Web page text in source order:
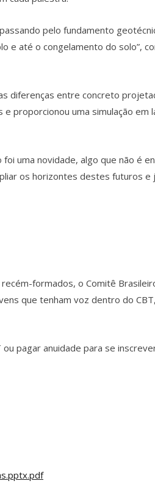
pelo fundamento
até o congelamento do solo”,
diferenças entre concreto
proporcionou uma simulação em
uma novidade, algo que não é
os horizontes destes futuros e
formados, o Comitê
que tenham voz dentro do
pagar anuidade para se